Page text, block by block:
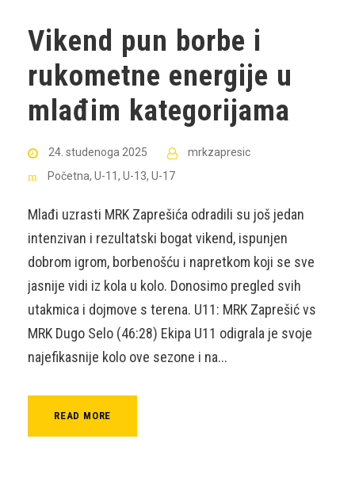
Vikend pun borbe i
rukometne energije u
mlađim kategorijama
24. studenoga 2025
mrkzapresic
Početna, U-11 , U-13, U-17
Mlađi uzrasti MRK Zaprešića odradili su još jedan
intenzivan i rezultatski bogat vikend, ispunjen
dobrom igrom, borbenošću i napretkom koji se sve
jasnije vidi iz kola u kolo. Donosimo pregled svih
utakmica i dojmove s terena. U11: MRK Zaprešić vs
MRK Dugo Selo (46:28) Ekipa U11 odigrala je svoje
najefikasnije kolo ove sezone i na...
READ MORE